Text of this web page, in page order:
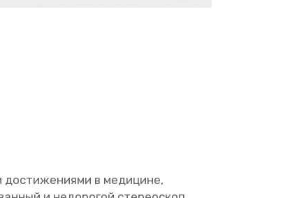
до­сти­же­ни­я­ми в ме­ди­цине,